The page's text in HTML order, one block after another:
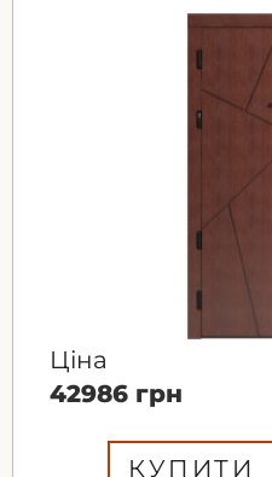
Ціна
42986 грн
КУПИТИ